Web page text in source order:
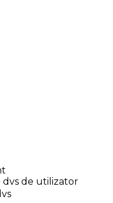
de utilizator